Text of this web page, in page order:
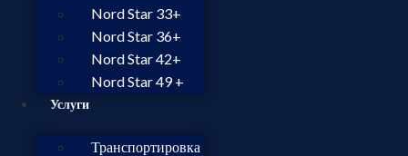
Nord Star 33+
Nord Star 36+
Nord Star 42+
Nord Star 49 +
Услуги
Транспортировка